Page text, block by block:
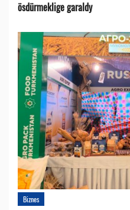
ösdürmeklige garaldy
Biznes